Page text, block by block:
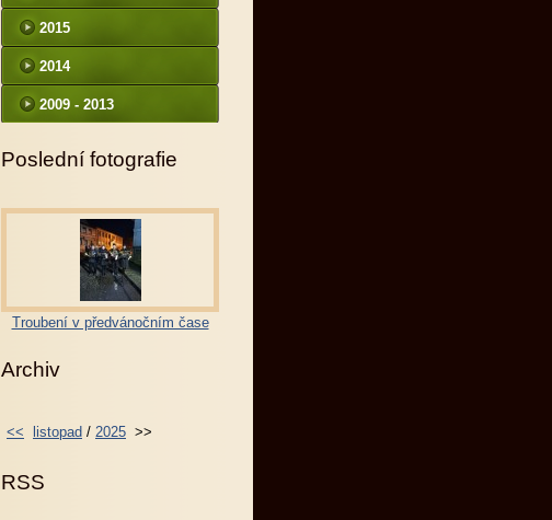
2015
2014
2009 - 2013
Poslední fotografie
Troubení v předvánočním čase
Archiv
<< listopad / 2025 >>
RSS